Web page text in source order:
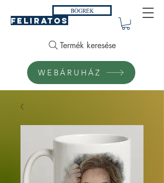
FELIRATOS
BÖGRÉK
Termék keresése
WEBÁRUHÁZ